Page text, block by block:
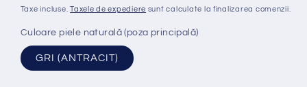
obișnuit
Taxe incluse.Taxele de expediere sunt calculate la finalizarea comenzii.
Culoare piele naturală (poza principală)
GRI (ANTRACIT)